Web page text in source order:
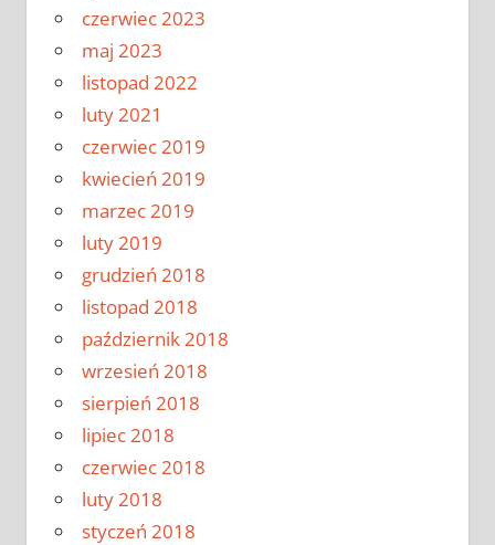
czerwiec 2023
maj 2023
listopad 2022
luty 2021
czerwiec 2019
kwiecień 2019
marzec 2019
luty 2019
grudzień 2018
listopad 2018
październik 2018
wrzesień 2018
sierpień 2018
lipiec 2018
czerwiec 2018
luty 2018
styczeń 2018